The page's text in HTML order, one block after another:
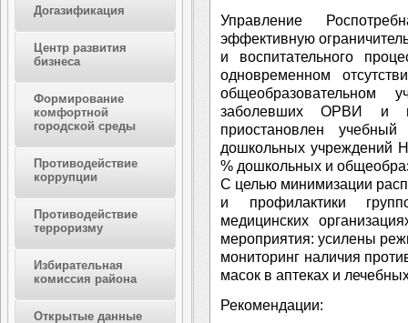
Догазификация
Центр развития
бизнеса
Формирование
комфортной
городской среды
Противодействие
коррупции
Противодействие
терроризму
Избирательная
комиссия района
Открытые данные
Управление
эффективную
и воспитательного
одновременном
заболевших ОРВИ и
приостановлен
дошкольных учреждений
% дошкольных и
С целью минимизации
и профилактики
медицинских
мероприятия: усилены
мониторинг наличия
масок в аптеках и
Рекомендации: